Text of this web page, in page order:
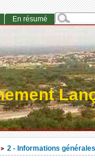
> 2 - Informations générales
En résumé